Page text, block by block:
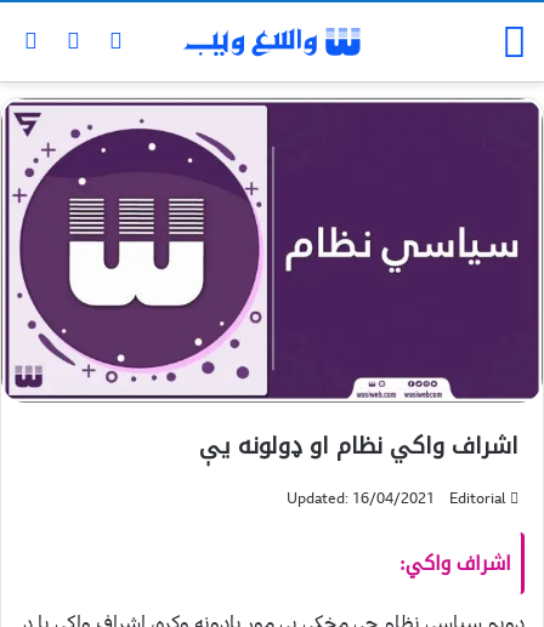
اشراف واکي نظام او ډولونه یې
Editorial
Updated: 16/04/2021
اشراف واکي: